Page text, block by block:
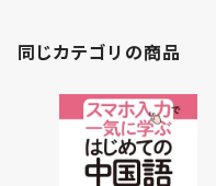
同じカテゴリの商品